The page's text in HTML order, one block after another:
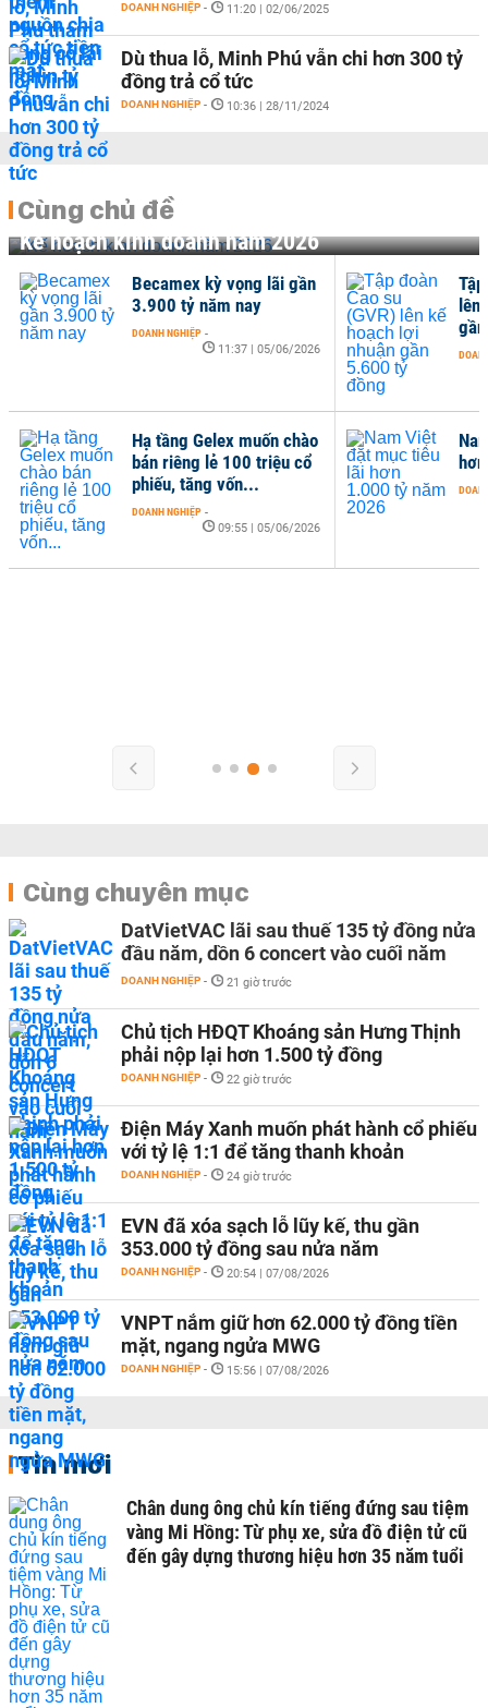
DOANH NGHIỆP - 11:20 | 02/06/2025
Dù thua lỗ, Minh Phú vẫn chi hơn 300 tỷ
đồng trả cổ tức
DOANH NGHIỆP - 10:36 | 28/11/2024
Cùng chủ đề
Kế hoạch kinh doanh năm 2026
Becamex kỳ vọng lãi gần
3.900 tỷ năm nay
DOANH NGHIỆP -
11:37 | 05/06/2026
Hạ tầng Gelex muốn chào
bán riêng lẻ 100 triệu cổ
phiếu, tăng vốn...
DOANH NGHIỆP -
09:55 | 05/06/2026
lên
Cùng chuyên mục
DatVietVAC lãi sau thuế 135 tỷ đồng nửa
đầu năm, dồn 6 concert vào cuối năm
DOANH NGHIỆP - 21 giờ trước
Chủ tịch HĐQT Khoáng sản Hưng Thịnh
phải nộp lại hơn 1.500 tỷ đồng
DOANH NGHIỆP - 22 giờ trước
Điện Máy Xanh muốn phát hành cổ phiếu
với tỷ lệ 1:1 để tăng thanh khoản
DOANH NGHIỆP - 24 giờ trước
EVN đã xóa sạch lỗ lũy kế, thu gần
353.000 tỷ đồng sau nửa năm
DOANH NGHIỆP - 20:54 | 07/08/2026
VNPT nắm giữ hơn 62.000 tỷ đồng tiền
mặt, ngang ngửa MWG
DOANH NGHIỆP - 15:56 | 07/08/2026
Tin mới
Chân dung ông chủ kín tiếng đứng sau tiệm
vàng Mi Hồng: Từ phụ xe, sửa đồ điện tử cũ
đến gây dựng thương hiệu hơn 35 năm tuổi